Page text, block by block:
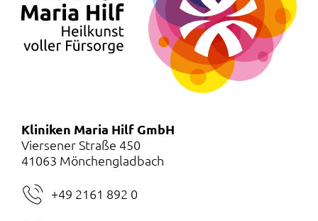
Kliniken Maria Hilf GmbH
Viersener Straße 450
41063 Mönchengladbach
+49 2161 892 0